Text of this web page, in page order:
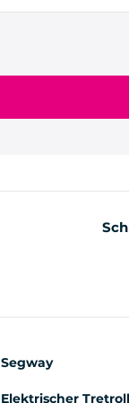
Segway
Elektrischer